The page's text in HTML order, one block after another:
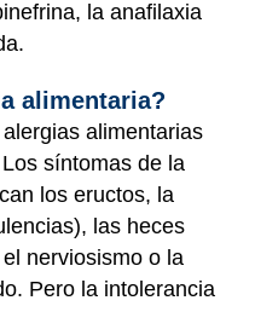
la anafilaxia
alimentaria?
alimentarias
síntomas de la
los eructos, la
las heces
nerviosismo o la
Pero la intolerancia